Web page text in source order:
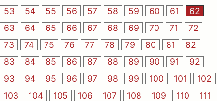
53
54 55 56 57 58 59 60 61
62
63
64 65 66 67 68 69 70 71
72
73
74 75 76 77 78 79 80 81
82
83
84 85 86 87 88 89 90 91
92
93
94 95 96 97 98 99 100 101
102
103
104 105 106 107 108 109 110
111